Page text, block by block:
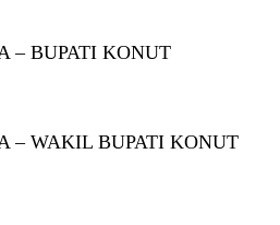
– BUPATI KONUT
– WAKIL BUPATI KONUT